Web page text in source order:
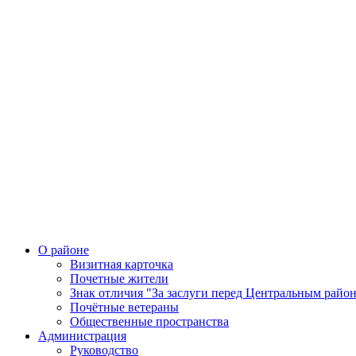
О районе
Визитная карточка
Почетные жители
Знак отличия "За заслуги перед Центральным
Почётные ветераны
Общественные пространства
Администрация
Руководство